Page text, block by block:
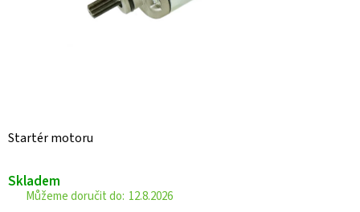
Startér motoru
Skladem
12.8.2026